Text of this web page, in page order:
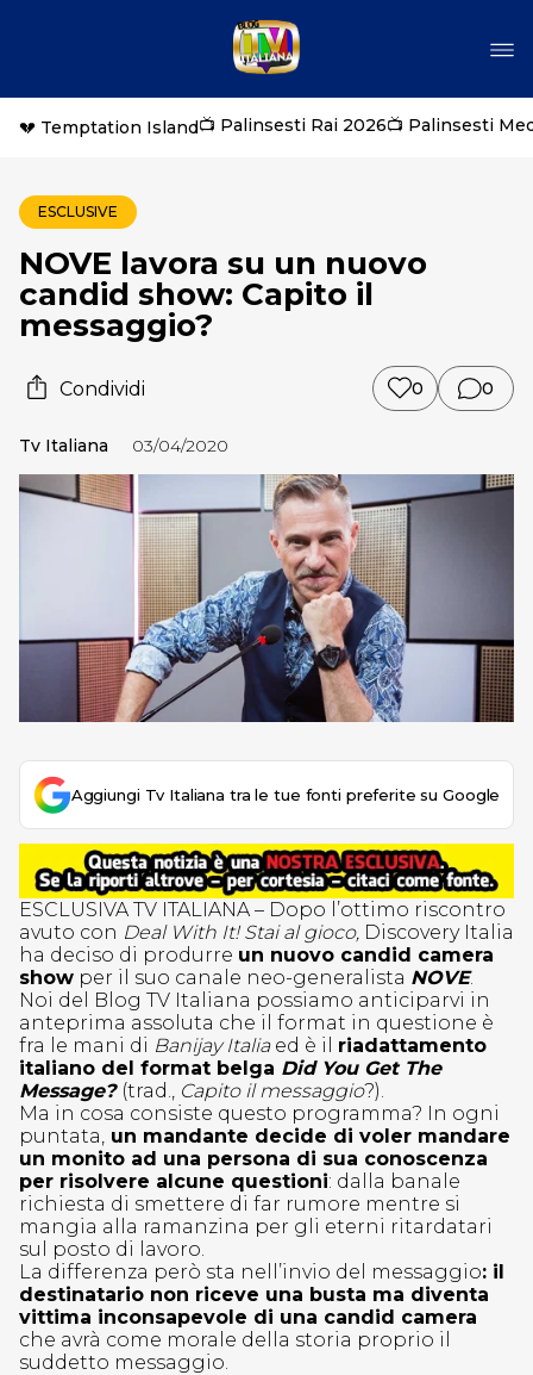
💔 Temptation Island📺 Palinsesti Rai 2026📺 Palinsesti
ESCLUSIVE
NOVE lavora su un nuovo
candid show: Capito il
messaggio?
Condividi 0 0
Tv Italiana 03/04/2020
Aggiungi Tv Italiana tra le tue fonti preferite su Google
ESCLUSIVA TV ITALIANA – Dopo l’ottimo riscontro
avuto con Deal With It! Stai al gioco, Discovery Italia
ha deciso di produrre un nuovo candid camera
show per il suo canale neo-generalista NOVE.
Noi del Blog TV Italiana possiamo anticiparvi in
anteprima assoluta che il format in questione è
fra le mani di Banijay Italia ed è il riadattamento
italiano del format belga Did You Get The
Message? (trad., Capito il messaggio?).
Ma in cosa consiste questo programma? In ogni
puntata, un mandante decide di voler mandare
un monito ad una persona di sua conoscenza
per risolvere alcune questioni: dalla banale
richiesta di smettere di far rumore mentre si
mangia alla ramanzina per gli eterni ritardatari
sul posto di lavoro.
La differenza però sta nell’invio del messaggio: il
destinatario non riceve una busta ma diventa
vittima inconsapevole di una candid camera
che avrà come morale della storia proprio il
suddetto messaggio.